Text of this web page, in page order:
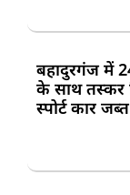
बहादुरगंज में
के साथ तस्कर
स्पोर्ट कार जब्त